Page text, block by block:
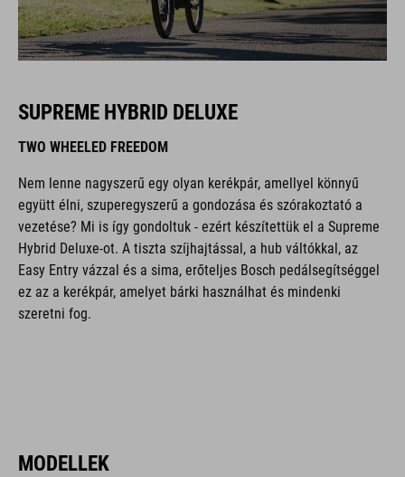
SUPREME HYBRID DELUXE
TWO WHEELED FREEDOM
Nem lenne nagyszerű egy olyan kerékpár, amellyel könnyű
együtt élni, szuperegyszerű a gondozása és szórakoztató a
vezetése? Mi is így gondoltuk - ezért készítettük el a Supreme
Hybrid Deluxe-ot. A tiszta szíjhajtással, a hub váltókkal, az
Easy Entry vázzal és a sima, erőteljes Bosch pedálsegítséggel
ez az a kerékpár, amelyet bárki használhat és mindenki
szeretni fog.
MODELLEK